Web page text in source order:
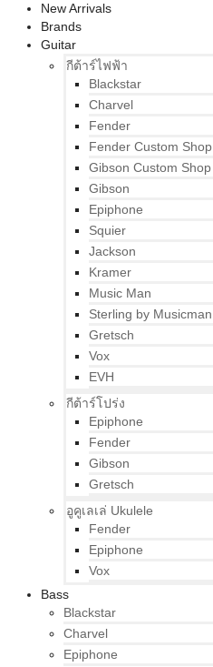
New Arrivals
Brands
Guitar
กีต้าร์ไฟฟ้า
Blackstar
Charvel
Fender
Fender Custom Shop
Gibson Custom Shop
Gibson
Epiphone
Squier
Jackson
Kramer
Music Man
Sterling by Musicman
Gretsch
Vox
EVH
กีต้าร์โปร่ง
Epiphone
Fender
Gibson
Gretsch
อูคูเลเล่ Ukulele
Fender
Epiphone
Vox
Bass
Blackstar
Charvel
Epiphone